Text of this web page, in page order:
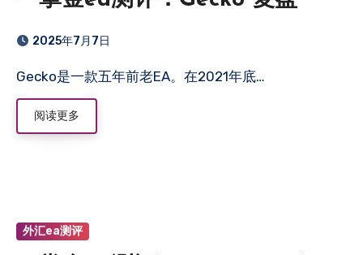
2025年7月7日
Gecko是一款五年前老EA。在2021年底…
阅读更多
外汇ea测评